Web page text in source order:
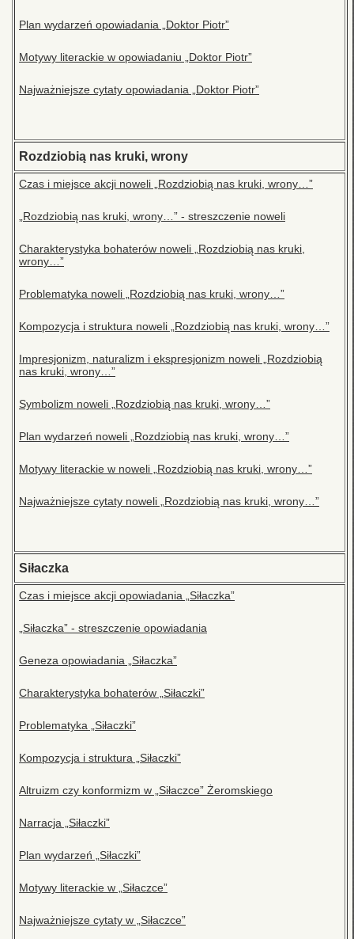
Plan wydarzeń opowiadania „Doktor Piotr”
Motywy literackie w opowiadaniu „Doktor Piotr”
Najważniejsze cytaty opowiadania „Doktor Piotr”
Rozdziobią nas kruki, wrony
Czas i miejsce akcji noweli „Rozdziobią nas kruki, wrony…”
„Rozdziobią nas kruki, wrony…” - streszczenie noweli
Charakterystyka bohaterów noweli „Rozdziobią nas kruki,
wrony…”
Problematyka noweli „Rozdziobią nas kruki, wrony…”
Kompozycja i struktura noweli „Rozdziobią nas kruki, wrony…”
Impresjonizm, naturalizm i ekspresjonizm noweli „Rozdziobią
nas kruki, wrony…”
Symbolizm noweli „Rozdziobią nas kruki, wrony…”
Plan wydarzeń noweli „Rozdziobią nas kruki, wrony…”
Motywy literackie w noweli „Rozdziobią nas kruki, wrony…”
Najważniejsze cytaty noweli „Rozdziobią nas kruki, wrony…”
Siłaczka
Czas i miejsce akcji opowiadania „Siłaczka”
„Siłaczka” - streszczenie opowiadania
Geneza opowiadania „Siłaczka”
Charakterystyka bohaterów „Siłaczki”
Problematyka „Siłaczki”
Kompozycja i struktura „Siłaczki”
Altruizm czy konformizm w „Siłaczce” Żeromskiego
Narracja „Siłaczki”
Plan wydarzeń „Siłaczki”
Motywy literackie w „Siłaczce”
Najważniejsze cytaty w „Siłaczce”